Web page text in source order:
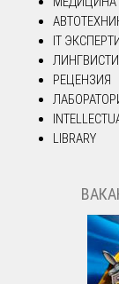
IT
РЕЦЕНЗИЯ
LIBRARY